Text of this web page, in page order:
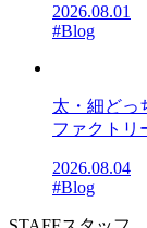
2026.08.01
#Blog
太・細どっ
ファクトリ
2026.08.04
#Blog